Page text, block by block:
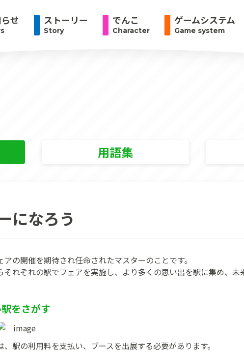
せ ストーリー
Story
でんこ
Character
ゲームシステム
Game system
用語集
になろう
の開催を期待され任命されたマスターのことです。
それぞれの駅でフェアを実施し、より多くの思い出を駅に集め、未
をさがす
駅の利用料を支払い、ブースを出展する必要があります。